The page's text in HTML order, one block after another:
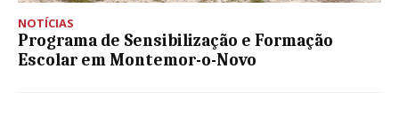
NOTÍCIAS
Programa de Sensibilização e Formação
Escolar em Montemor-o-Novo